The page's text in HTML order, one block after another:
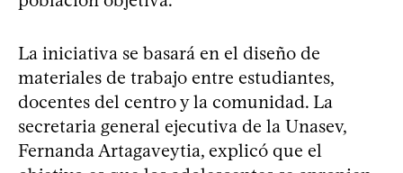
La iniciativa se basará en el diseño de
materiales de trabajo entre estudiantes,
docentes del centro y la comunidad. La
secretaria general ejecutiva de la Unasev,
Fernanda Artagaveytia, explicó que el